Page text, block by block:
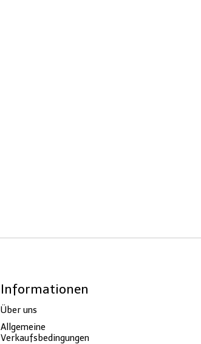
Informationen
Über uns
Allgemeine
Verkaufsbedingungen